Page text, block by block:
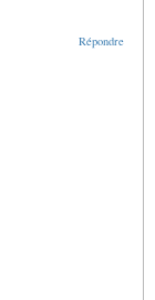
Répondre